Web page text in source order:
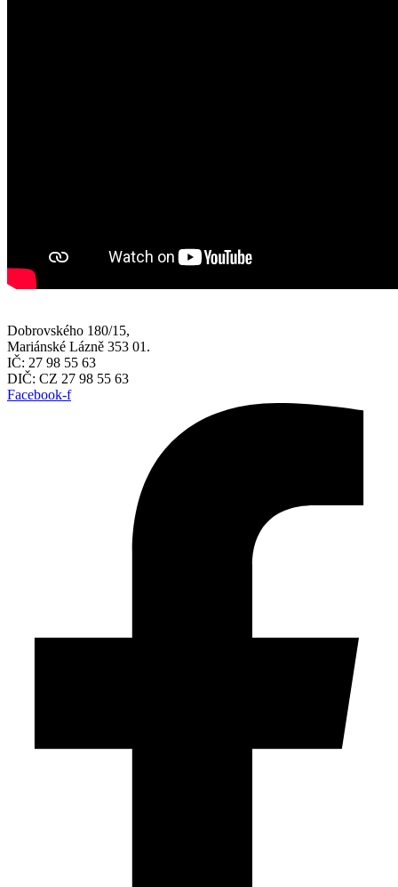
Dobrovského 180/15,
Mariánské Lázně 353 01.
IČ: 27 98 55 63
DIČ: CZ 27 98 55 63
Facebook-f